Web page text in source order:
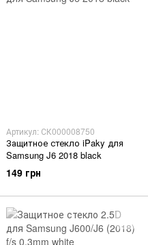
Артикул: СК000008750
Защитное стекло iPaky для
Samsung J6 2018 black
149 грн